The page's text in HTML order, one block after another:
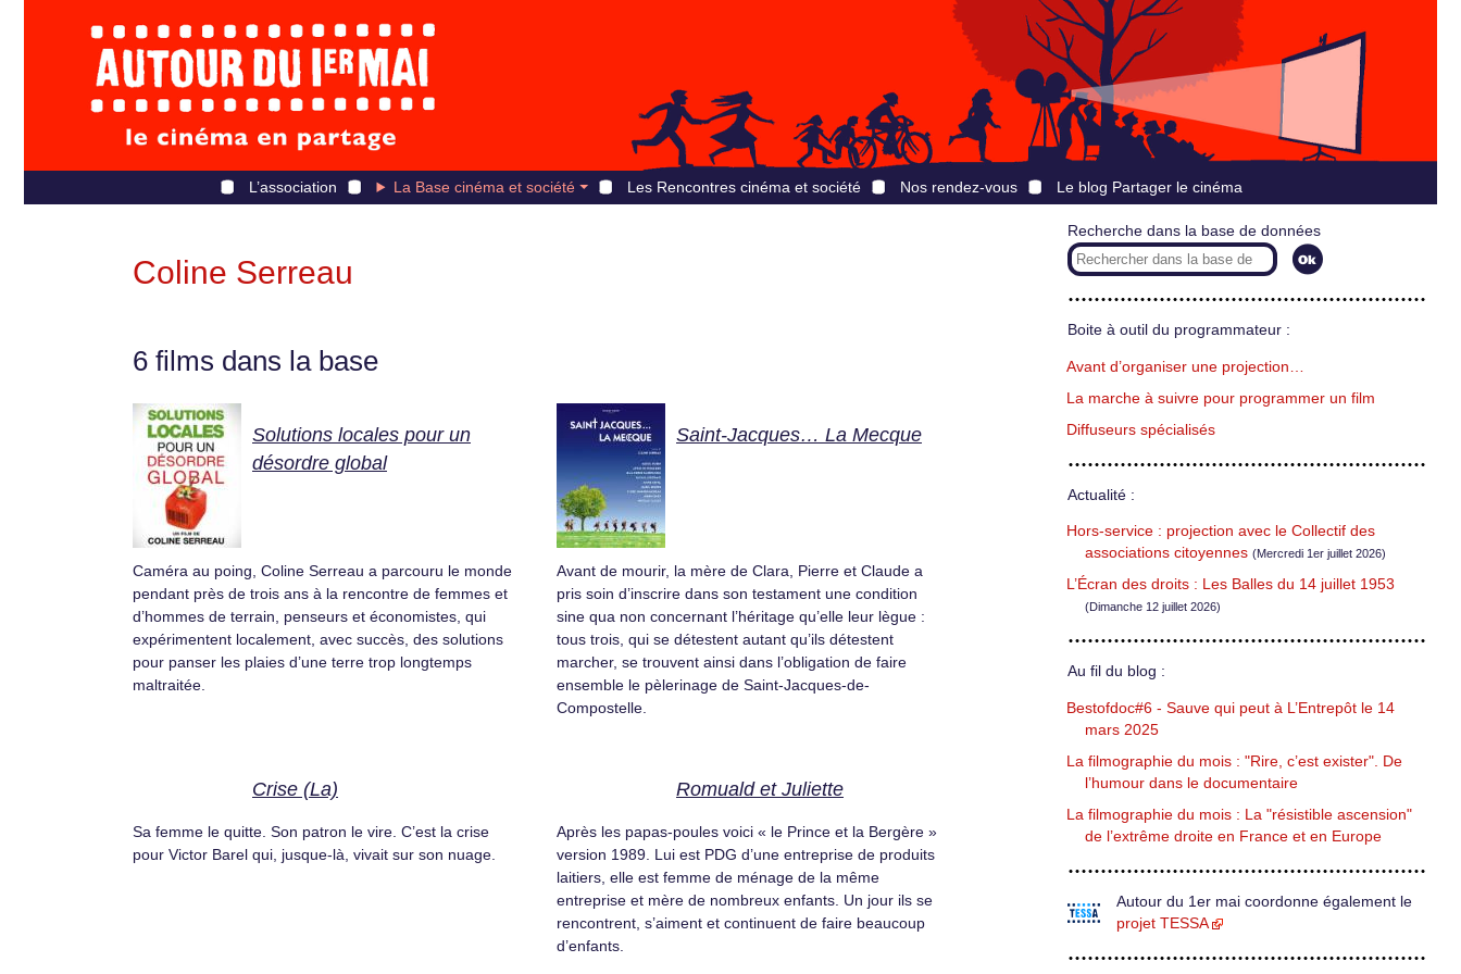
L’association La Base cinéma et société Les Rencontres cinéma et société Nos rendez-vous Le blog Partager le cinéma
Coline Serreau
6 films dans la base
Solutions locales pour un
désordre global
Caméra au poing, Coline Serreau a parcouru le monde
pendant près de trois ans à la rencontre de femmes et
d’hommes de terrain, penseurs et économistes, qui
expérimentent localement, avec succès, des solutions
pour panser les plaies d’une terre trop longtemps
maltraitée.
Saint-Jacques… La Mecque
Avant de mourir, la mère de Clara, Pierre et Claude a
pris soin d’inscrire dans son testament une condition
sine qua non concernant l’héritage qu’elle leur lègue :
tous trois, qui se détestent autant qu’ils détestent
marcher, se trouvent ainsi dans l’obligation de faire
ensemble le pèlerinage de Saint-Jacques-de-
Compostelle.
Crise (La)
Sa femme le quitte. Son patron le vire. C’est la crise
pour Victor Barel qui, jusque-là, vivait sur son nuage.
Romuald et Juliette
Après les papas-poules voici « le Prince et la Bergère »
version 1989. Lui est PDG d’une entreprise de produits
laitiers, elle est femme de ménage de la même
entreprise et mère de nombreux enfants. Un jour ils se
rencontrent, s’aiment et continuent de faire beaucoup
d’enfants.
Recherche dans la base de données
Boite à outil du programmateur :
Avant d’organiser une projection…
La marche à suivre pour programmer un film
Diffuseurs spécialisés
Actualité :
Hors-service : projection avec le Collectif des
associations citoyennes (Mercredi 1er juillet 2026)
L’Écran des droits : Les Balles du 14 juillet 1953
(Dimanche 12 juillet 2026)
Au fil du blog :
Bestofdoc#6 - Sauve qui peut à L’Entrepôt le 14
mars 2025
La filmographie du mois : "Rire, c’est exister". De
l’humour dans le documentaire
La filmographie du mois : La "résistible ascension"
de l’extrême droite en France et en Europe
Autour du 1er mai coordonne également le
projet TESSA